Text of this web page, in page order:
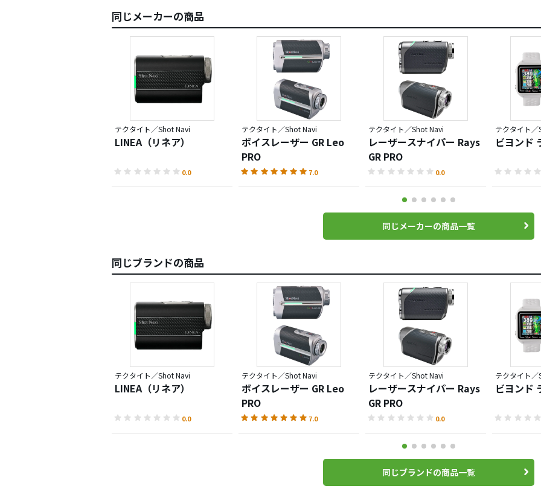
同じメーカーの商品
テクタイト／Shot Navi
LINEA（リネア）
0.0
テクタイト／Shot Navi
ボイスレーザー GR Leo
PRO
7.0
テクタイト／Shot Navi
レーザースナイパー Rays
GR PRO
0.0
テクタイト
ビヨンド
同じメーカーの商品一覧
同じブランドの商品
テクタイト／Shot Navi
LINEA（リネア）
0.0
テクタイト／Shot Navi
ボイスレーザー GR Leo
PRO
7.0
テクタイト／Shot Navi
レーザースナイパー Rays
GR PRO
0.0
テクタイト
ビヨンド
同じブランドの商品一覧